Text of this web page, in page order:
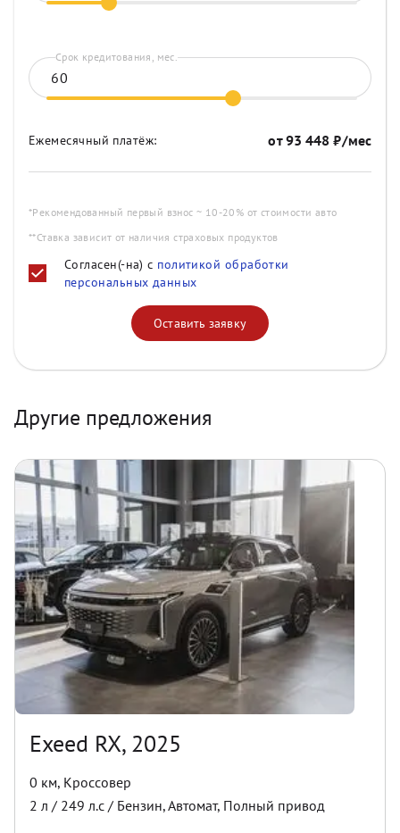
Срок кредитования, мес.
Ежемесячный платёж: от93 448 ₽/мес
*Рекомендованный первый взнос ~ 10-20% от стоимости авто
**Ставка зависит от наличия страховых продуктов
Согласен(-на) с политикой обработки
персональных данных
Оставить заявку
Другие предложения
Exeed RX, 2025
0 км, Кроссовер
2 л / 249 л.с / Бензин,Автомат, Полный привод